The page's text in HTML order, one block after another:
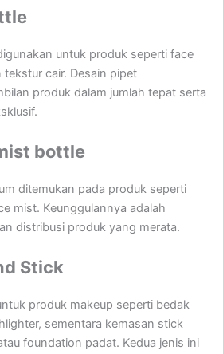
untuk produk seperti face
cair. Desain pipet
produk dalam jumlah tepat serta
bottle
ditemukan pada produk seperti
mist. Keunggulannya adalah
distribusi produk yang merata.
Stick
produk makeup seperti bedak
sementara kemasan stick
foundation padat. Kedua jenis ini